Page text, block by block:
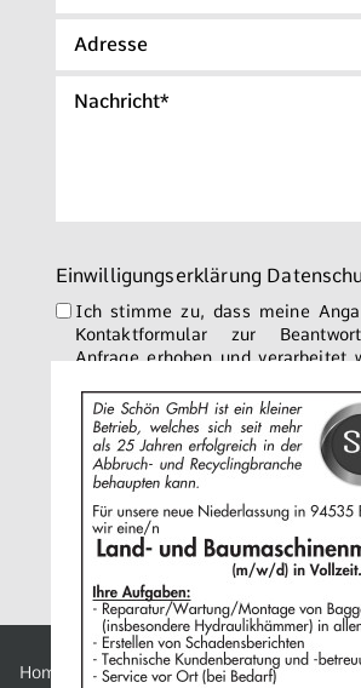
ch,
Einwilligungserklärung
Ich stimme zu, dass meine
Kontaktformular zur
Anfrage erhoben und verarbeitet
Nachricht an uns
Informationen zum Umgang
finden Sie in unserer
Home Datenschutz